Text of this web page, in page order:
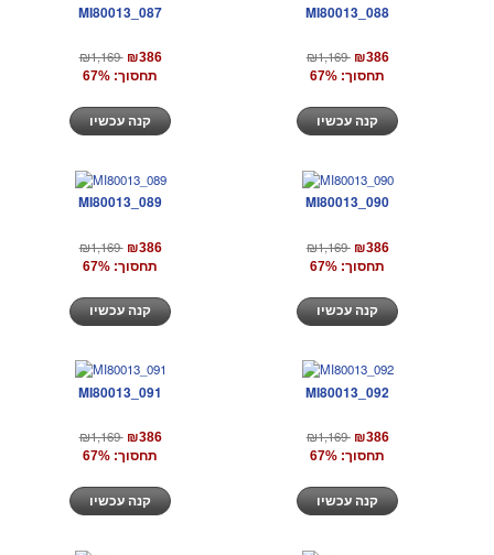
MI80013_087
₪1,169 ₪386
תחסוך: 67%
MI80013_088
₪1,169 ₪386
תחסוך: 67%
MI80013_089
₪1,169 ₪386
תחסוך: 67%
MI80013_090
₪1,169 ₪386
תחסוך: 67%
MI80013_091
₪1,169 ₪386
תחסוך: 67%
MI80013_092
₪1,169 ₪386
תחסוך: 67%